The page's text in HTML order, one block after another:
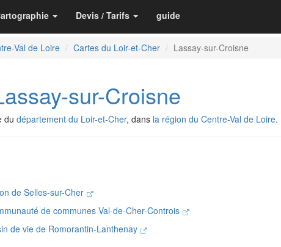
Devis / Tarifs guide
Val de Loire Cartes du Loir-et-Cher Lassay-sur-Croisne
sur-Croisne
du département du Loir-et-Cher, dans la région du Centre-Val de Loire.
de Selles-sur-Cher
de communes Val-de-Cher-Controis
de vie de Romorantin-Lanthenay